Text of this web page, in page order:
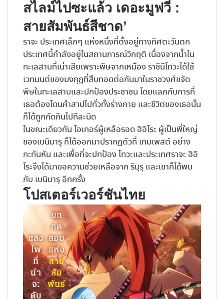
สไลม์ไปซะแล้ว เดอะมูฟวี่ :
สายสัมพันธ์สีชาด’
ราจะ ประเทศเล็กๆ แห่งหนึ่งที่ตั้งอยู่ทางทิศตะวันตก
ประเทศนี้กำลังอยู่ในสถานการณ์วิกฤติ เนื่องจากน้ำใน
ทะเลสาบที่เน่าเสียเพราะพิษจากเหมือง ราชินีโทวะได้ใช้
เวทมนต์ของมงกุฏที่สืบทอดต่อกันมาในราชวงศ์ขจัด
พิษในทะเลสาบและปกป้องประชาชน โดยแลกกับการที่
เธอต้องโดนคำสาปไปทั่วทั้งร่างกาย และชีวิตของเธอนั้น
ก็ได้ถูกกัดกินไปทีละนิด
ในขณะเดียวกัน โอเกอร์ผู้เหลือรอด ฮิอิโระ ผู้เป็นพี่ใหญ่
ของเบนิมารุ ก็ได้ออกมาปรากฏตัวที่ เทมเพสต์ อย่าง
กะทันหัน และเพื่อที่จะปกป้อง โทวะและประเทศราจะ ฮิอิ
โระจึงได้มาขอความช่วยเหลือจาก ริมุรุ และเขาก็ได้พบ
กับ เบนิมารุ อีกครั้ง
โปสเตอร์เวอร์ชันไทย